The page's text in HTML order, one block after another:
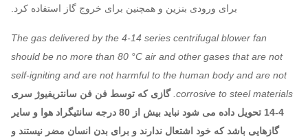
برای ورودی بنزین و همچنین برای خروج گاز استفاده کرد.
The gas delivered by the 4-14 series centrifugal blower fan
should be no more than 80 °C air and other gases that are not
self-igniting and are not harmful to the human body and are not
corrosive to steel materials. گازی که توسط فن فن سانتریفیوژ سری
4-14 تحویل داده می شود نباید بیش از 80 درجه سانتیگراد هوا و سایر
گازهایی باشد که خود اشتعال ندارند و برای بدن انسان مضر نیستند و